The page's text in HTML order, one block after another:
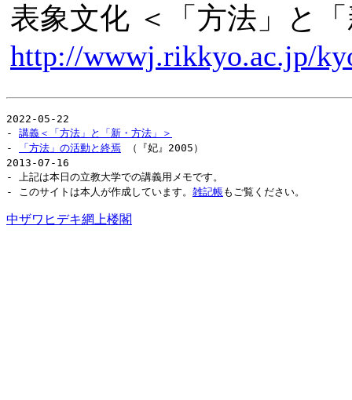
表象文化 ＜「方法」と
http://wwwj.rikkyo.ac.jp/
2022-05-22
- 講義＜「方法」と「新・方法」＞
-
「方法」の活動と終焉 （『妃』2005）
2013-07-16
- 上記は本日の立教大学での講義用メモです。
- このサイトは本人が作成しています。 雑記帳もご覧ください。
中ザワヒデキ網上楼閣